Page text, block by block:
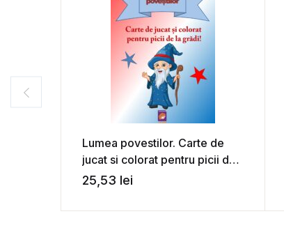
Lumea povestilor. Carte de
jucat si colorat pentru picii de
la gradi! – Delia Tautan
25,53 lei